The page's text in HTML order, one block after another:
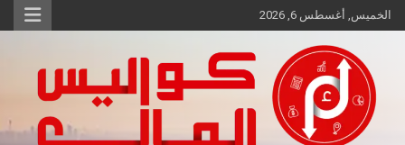
Skip
to
الخميس, أغسطس 6, 2026